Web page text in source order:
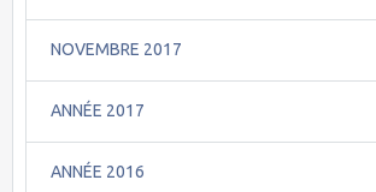
NOVEMBRE 2017
ANNÉE 2017
ANNÉE 2016